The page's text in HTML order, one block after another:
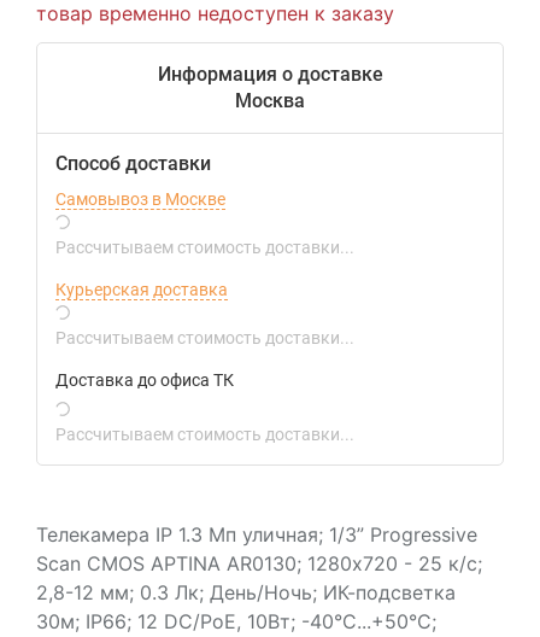
товар временно недоступен к заказу
Информация о доставке
Москва
Способ доставки
Самовывоз в Москве
Рассчитываем стоимость доставки...
Курьерская доставка
Рассчитываем стоимость доставки...
Доставка до офиса ТК
Рассчитываем стоимость доставки...
Телекамера IP 1.3 Мп уличная; 1/3” Progressive
Scan CMOS APTINA AR0130; 1280х720 - 25 к/с;
2,8-12 мм; 0.3 Лк; День/Ночь; ИК-подсветка
30м; IР66; 12 DC/PoE, 10Вт; -40°С...+50°С;